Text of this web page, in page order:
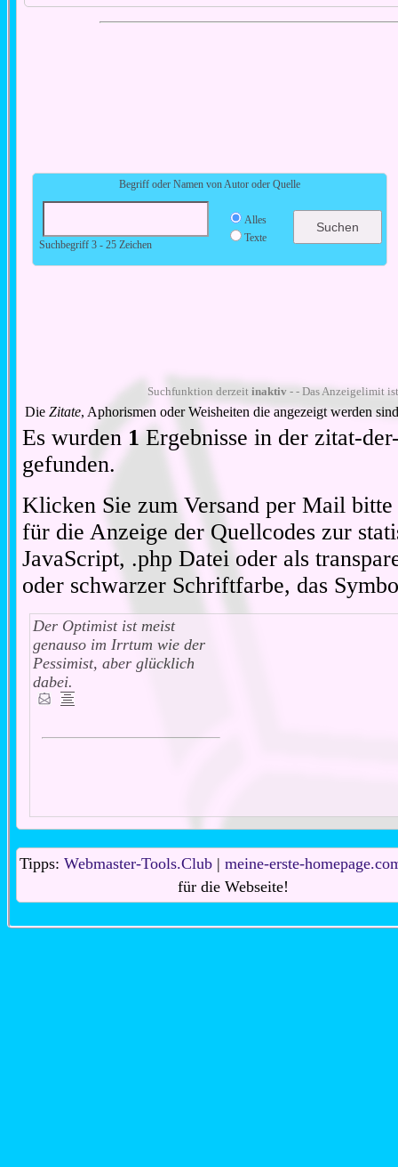
Begriff oder Namen von Autor oder Quelle
Suchbegriff 3 - 25 Zeichen
Alles
Texte
Suchfunktion derzeitinaktiv - - Das Anzeigelimit
DieZitate, Aphorismen oder Weisheiten die angezeigt werden
Es wurden 1Ergebnisse in der zitat-
gefunden.
Klicken Sie zum Versand per Mail
für die Anzeige der Quellcodes zur
JavaScript, .php Datei oder als
oder schwarzer Schriftfarbe, das
Der Optimist ist meist
genauso im Irrtum wie der
Pessimist, aber glücklich
dabei.
Tipps:Webmaster-Tools.Club |meine-erste-
für die Webseite!